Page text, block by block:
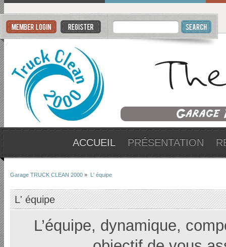
ACCUEIL PRÉSENTATION
Garage TRUCK CLEAN 2000 » L' équipe
L' équipe
L’équipe, dynamique,